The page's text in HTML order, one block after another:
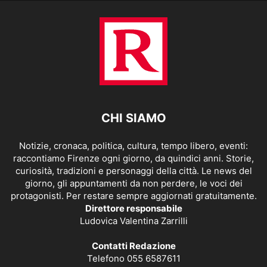
CHI SIAMO
Notizie, cronaca, politica, cultura, tempo libero, eventi:
raccontiamo Firenze ogni giorno, da quindici anni. Storie,
curiosità, tradizioni e personaggi della città. Le news del
giorno, gli appuntamenti da non perdere, le voci dei
protagonisti. Per restare sempre aggiornati gratuitamente.
Direttore responsabile
Ludovica Valentina Zarrilli
Contatti Redazione
Telefono 055 6587611